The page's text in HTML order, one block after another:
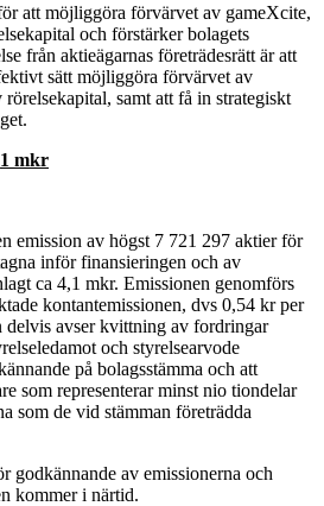
att möjliggöra förvärvet av gameXcite,
och förstärker bolagets
från aktieägarnas företrädesrätt är att
sätt möjliggöra förvärvet av
samt att få in strategiskt
mkr
emission av högst 7 721 297 aktier för
inför finansieringen och av
ca 4,1 mkr. Emissionen genomförs
kontantemissionen, dvs 0,54 kr per
delvis avser kvittning av fordringar
och styrelsearvode
på bolagsstämma och att
som representerar minst nio tiondelar
som de vid stämman företrädda
godkännande av emissionerna och
kommer i närtid.